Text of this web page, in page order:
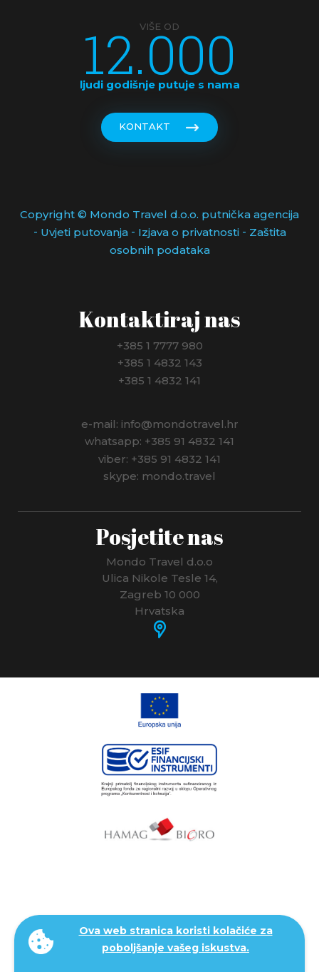
Ova web stranica koristi kolačiće za
poboljšanje vašeg iskustva.
VIŠE OD
12.000
ljudi godišnje putuje s nama
KONTAKT
Copyright © Mondo Travel d.o.o. putnička agencija
- Uvjeti putovanja- Izjava o privatnosti- Zaštita
osobnih podataka
Kontaktiraj nas
+385 1 7777 980
+385 1 4832 143
+385 1 4832 141
e-mail: info@mondotravel.hr
whatsapp: +385 91 4832 141
viber: +385 91 4832 141
skype: mondo.travel
Posjetite nas
Mondo Travel d.o.o
Ulica Nikole Tesle 14,
Zagreb 10 000
Hrvatska